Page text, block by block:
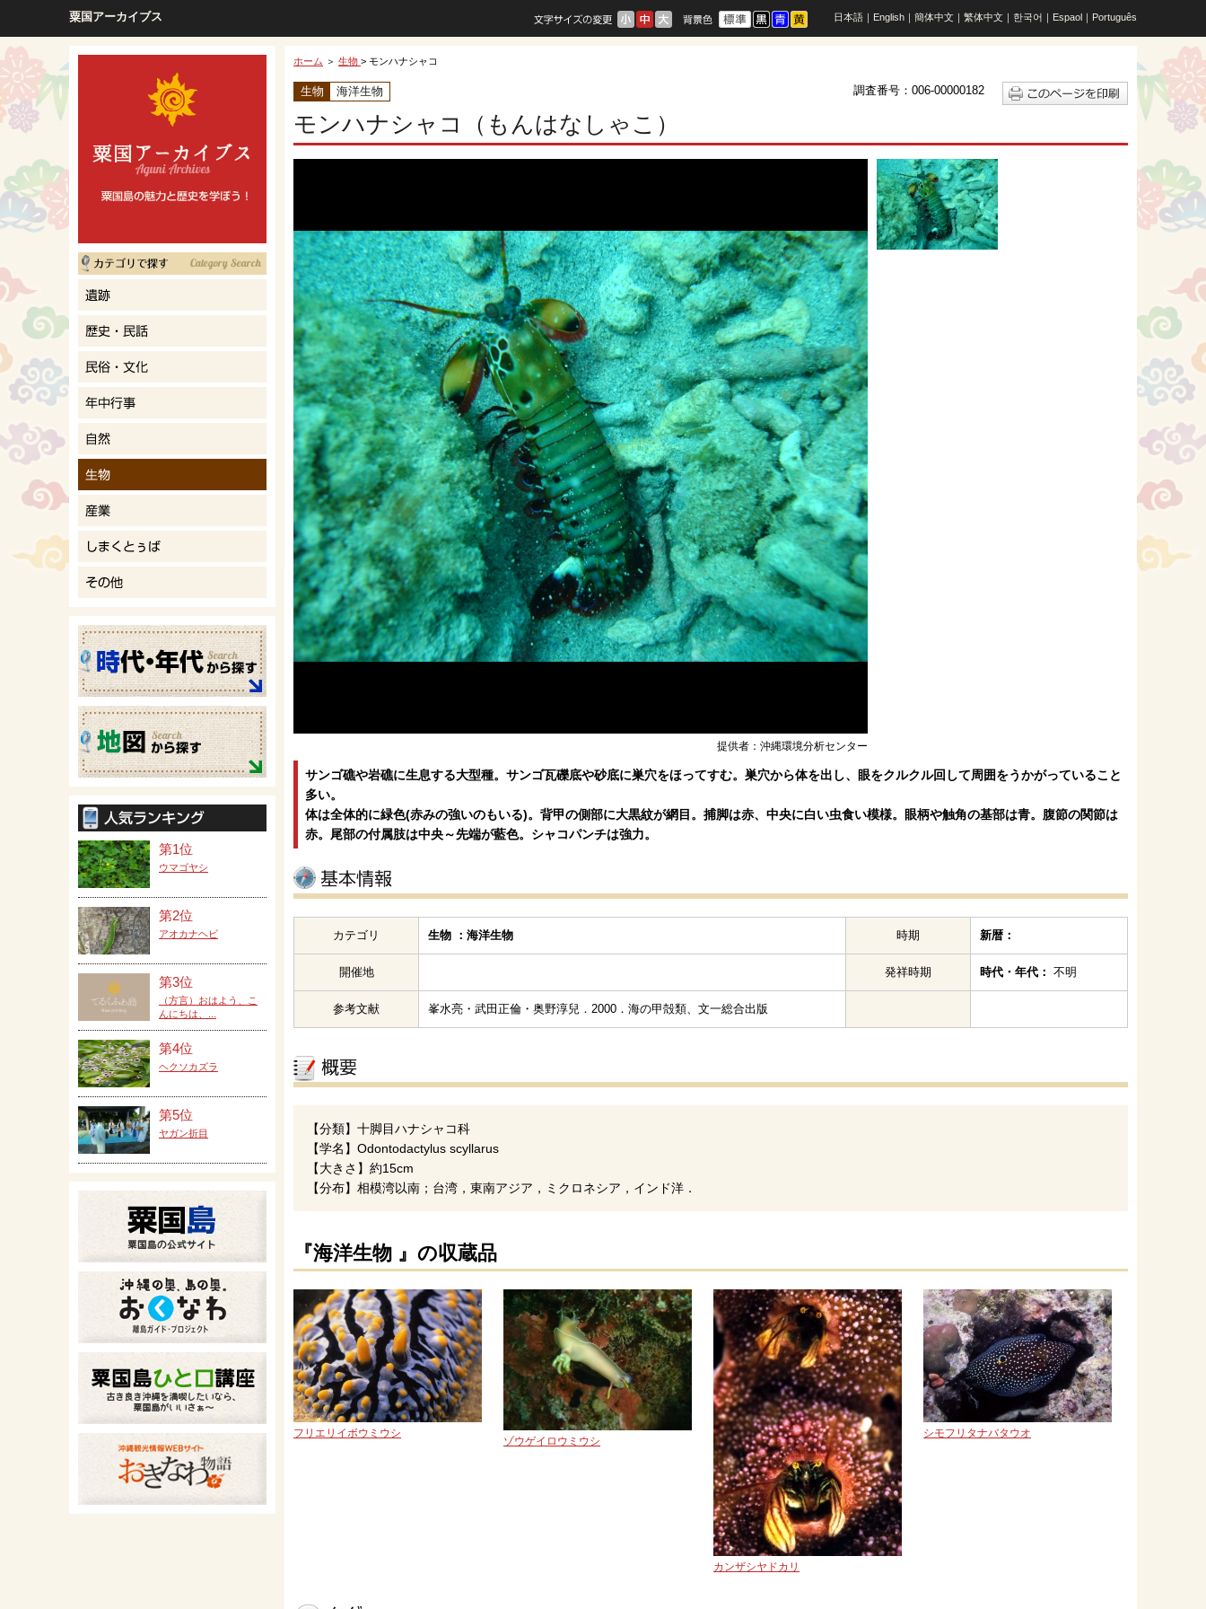
粟国アーカイブス 日本語 ｜ English ｜ 簡体中文 ｜ 繁体中文 ｜ 한국어 ｜ Espaol ｜ Português
ホーム ＞ 生物 > モンハナシャコ
生物 海洋生物 調査番号：006-00000182
モンハナシャコ（もんはなしゃこ）
提供者：沖縄環境分析センター
サンゴ礁や岩礁に生息する大型種。サンゴ瓦礫底や砂底に巣穴をほってすむ。巣穴から体を出し、眼をクルクル回して周囲をうかがっていること
多い。
体は全体的に緑色(赤みの強いのもいる)。背甲の側部に大黒紋が網目。捕脚は赤、中央に白い虫食い模様。眼柄や触角の基部は青。腹節の関節は
赤。尾部の付属肢は中央～先端が藍色。シャコパンチは強力。
カテゴリ 生物 ：海洋生物 時期 新暦：
開催地 発祥時期 時代・年代： 不明
参考文献 峯水亮・武田正倫・奥野淳兒．2000．海の甲殻類、文一総合出版
【分類】十脚目ハナシャコ科
【学名】Odontodactylus scyllarus
【大きさ】約15cm
【分布】相模湾以南；台湾，東南アジア，ミクロネシア，インド洋．
『海洋生物 』の収蔵品
フリエリイボウミウシ
ゾウゲイロウミウシ
カンザシヤドカリ
シモフリタナバタウオ
第1位
ウマゴヤシ
第2位
アオカナヘビ
第3位
（方言）おはよう、こ
んにちは、...
第4位
ヘクソカズラ
第5位
ヤガン折目